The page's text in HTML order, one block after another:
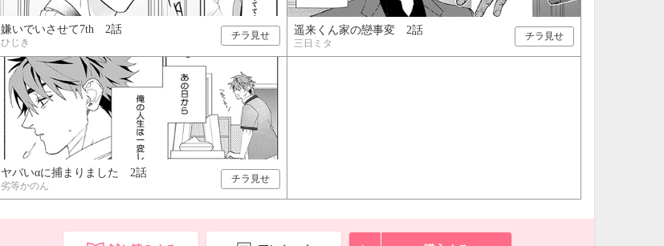
嫌いでいさせて7th 2話
ひじき
チラ見せ 遥来くん家の戀事変 2話
三日ミタ
チラ見せ
ヤバいαに捕まりました 2話
劣等かのん
チラ見せ
9月
TUE THU
1
5
15 16 17
19
22 23 24 25
29
SUN MON
5
11
12
18
19
26